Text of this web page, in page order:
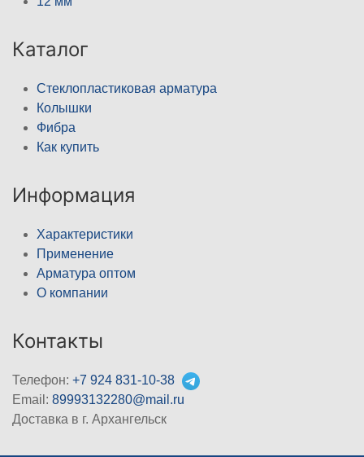
Каталог
Стеклопластиковая арматура
Колышки
Фибра
Как купить
Информация
Характеристики
Применение
Арматура оптом
О компании
Контакты
Телефон: +7 924 831-10-38
Email: 89993132280@mail.ru
Доставка в г. Архангельск